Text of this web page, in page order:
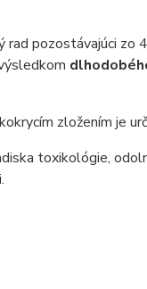
rad pozostávajúci
zložením je
toxikológie,